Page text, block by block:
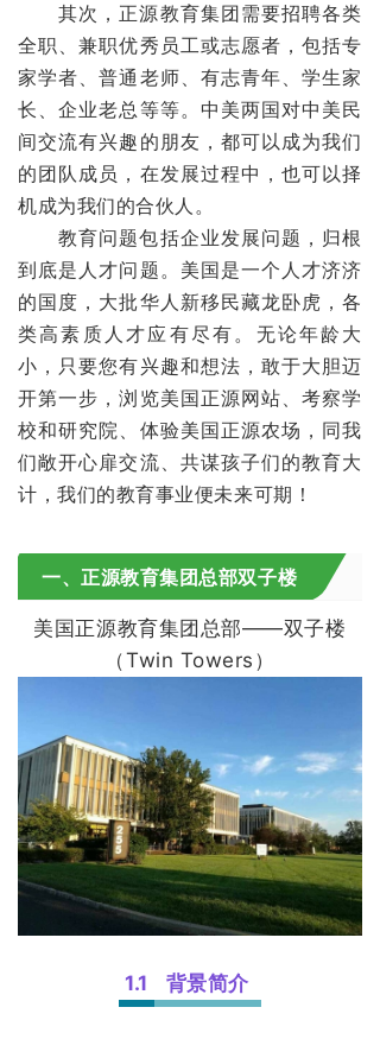
其次，正源教育集团需要招聘各类
全职、兼职优秀员工或志愿者，包括专
家学者、普通老师、有志青年、学生家
长、企业老总等等。中美两国对中美民
间交流有兴趣的朋友，都可以成为我们
的团队成员，在发展过程中，也可以择
机成为我们的合伙人。
教育问题包括企业发展问题，归根
到底是人才问题。美国是一个人才济济
的国度，大批华人新移民藏龙卧虎，各
类高素质人才应有尽有。 无论年龄大
小， 只要您有兴趣和想法，敢于大胆迈
开第一步，浏览美国正源网站、考察学
校和研究院、体验美国正源农场，同我
们敞开心扉交流、共谋孩子们的教育大
计，我们的教育事业便未来可期！
一、正源教育集团总部双子楼
美国正源教育集团总部——双子楼
（Twin Towers）
1.1 背景简介